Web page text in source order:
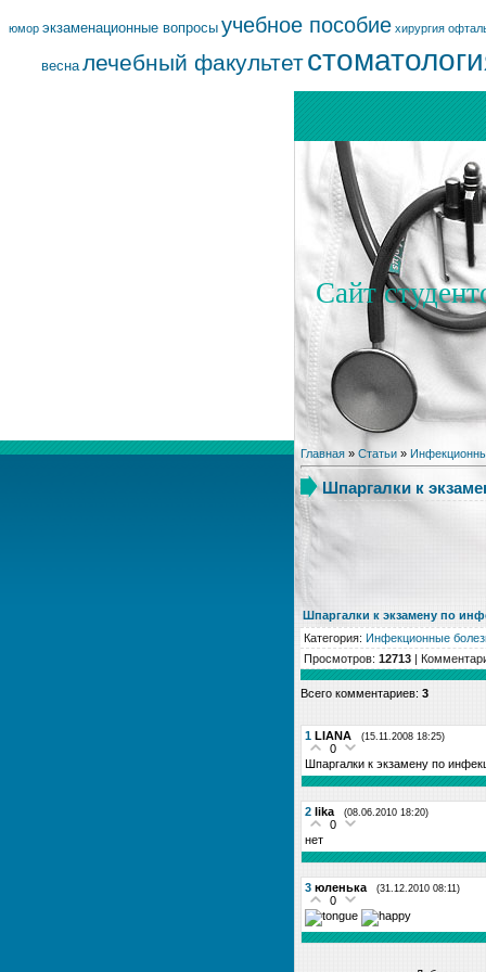
юмор экзаменационные вопросы учебное пособие хирургия
весна лечебный факультет
Сайт
Главная » Статьи »
Шпаргалки к
Шпаргалки к экзамену по
Категория: Инфекционные
Просмотров: 12713 |
Всего комментариев: 3
1 LIANA (15.11.2008 18:25)
0
Шпаргалки к экзамену по
2 lika (08.06.2010 18:20)
0
нет
3 юленька (31.12.2010 08:11)
0